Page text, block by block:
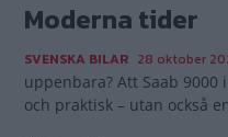
Moderna tider
SVENSKA BILAR 28 oktober
uppenbara? Att Saab
och praktisk – utan också